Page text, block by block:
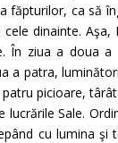
făpturilor, ca să
dinainte.
În ziua a doua
a patra,
picioare,
lucrările Sale.
cu lumina